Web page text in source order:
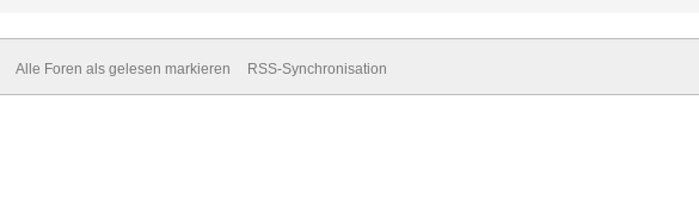
Alle Foren als gelesen markieren RSS-Synchronisation